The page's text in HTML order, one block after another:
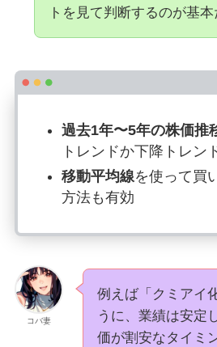
トを見て判断するのが基本
過去1年〜5年の株価推
トレンドか下降トレン
移動平均線を使って買
方法も有効
コバ妻
例えば「クミアイ
うに、業績は安定
価が割安なタイミ